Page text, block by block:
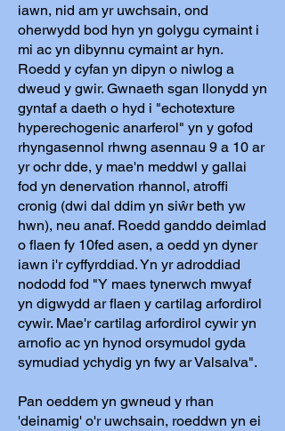
iawn, nid am yr uwchsain, ond
oherwydd bod hyn yn golygu cymaint i
mi ac yn dibynnu cymaint ar hyn.
Roedd y cyfan yn dipyn o niwlog a
dweud y gwir. Gwnaeth sgan llonydd yn
gyntaf a daeth o hyd i "echotexture
hyperechogenic anarferol" yn y gofod
rhyngasennol rhwng asennau 9 a 10 ar
yr ochr dde, y mae'n meddwl y gallai
fod yn denervation rhannol, atroffi
cronig (dwi dal ddim yn siŵr beth yw
hwn), neu anaf. Roedd ganddo deimlad
o flaen fy 10fed asen, a oedd yn dyner
iawn i'r cyffyrddiad. Yn yr adroddiad
nododd fod "Y maes tynerwch mwyaf
yn digwydd ar flaen y cartilag arfordirol
cywir. Mae'r cartilag arfordirol cywir yn
arnofio ac yn hynod orsymudol gyda
symudiad ychydig yn fwy ar Valsalva".
Pan oeddem yn gwneud y rhan
'deinamig' o'r uwchsain, roeddwn yn ei